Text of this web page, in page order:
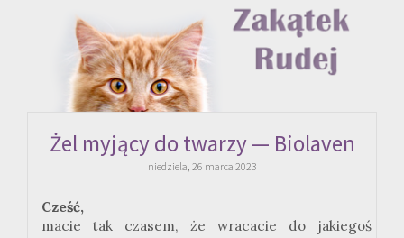
Żel myjący do twarzy — Biolaven
niedziela, 26 marca 2023
Cześć,
macie tak czasem, że wracacie do jakiegoś